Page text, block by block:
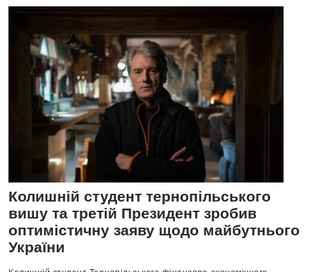
Колишній студент тернопільського
вишу та третій Президент зробив
оптимістичну заяву щодо майбутнього
України